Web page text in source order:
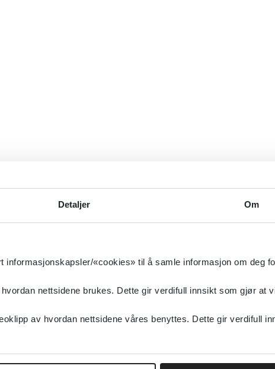
Detaljer Om
informasjonskapsler/«cookies» til å samle informasjon om deg
nettsidene brukes. Dette gir verdifull innsikt som gjør at
av hvordan nettsidene våres benyttes. Dette gir verdifull